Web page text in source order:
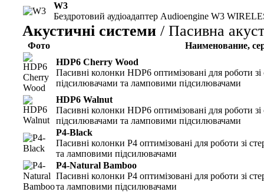
W3
Бездротовий аудіоадаптер Audioengine W3
Акустичні системи / Пасивна
Фото
Наименование,
HDP6 Cherry Wood
Пасивні колонки HDP6 оптимізовані для роботи
підсилювачами та ламповими підсилювачами
HDP6 Walnut
Пасивні колонки HDP6 оптимізовані для роботи
підсилювачами та ламповими підсилювачами
P4-Black
Пасивні колонки P4 оптимізовані для роботи зі
та ламповими підсилювачами
P4-Natural Bamboo
Пасивні колонки P4 оптимізовані для роботи зі
та ламповими підсилювачами